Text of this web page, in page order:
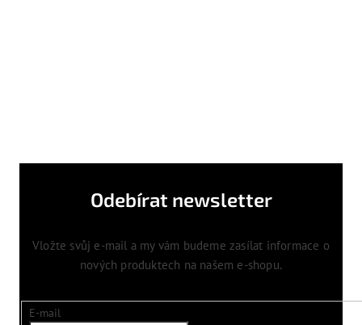
Odebírat newsletter
Vložte svůj e-mail a my vám budeme zasílat informace o
nových produktech na našem e-shopu.
E-mail